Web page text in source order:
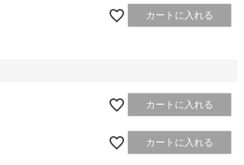
カートに入れる
カートに入れる
カートに入れる